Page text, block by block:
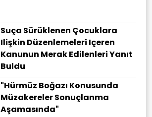
Suça Sürüklenen Çocuklara
Ilişkin Düzenlemeleri Içeren
Kanunun Merak Edilenleri Yanıt
Buldu
"Hürmüz Boğazı Konusunda
Müzakereler Sonuçlanma
Aşamasında"